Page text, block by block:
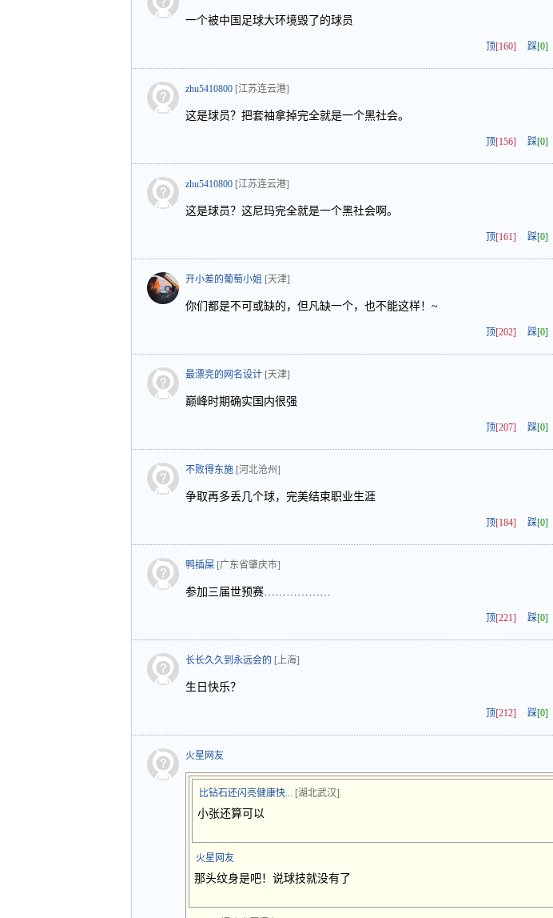
一个被中国足球大环境毁了的球员
顶[160] 踩[0]
zhu5410800 [江苏连云港]
这是球员？把套袖拿掉完全就是一个黑社会。
顶[156] 踩[0]
zhu5410800 [江苏连云港]
这是球员？这尼玛完全就是一个黑社会啊。
顶[161] 踩[0]
开小差的葡萄小姐 [天津]
你们都是不可或缺的，但凡缺一个，也不能这样！~
顶[202] 踩[0]
最漂亮的网名设计 [天津]
巅峰时期确实国内很强
顶[207] 踩[0]
不败得东施 [河北沧州]
争取再多丢几个球，完美结束职业生涯
顶[184] 踩[0]
鸭插屎 [广东省肇庆市]
参加三届世预赛………………
顶[221] 踩[0]
长长久久到永远会的 [上海]
生日快乐？
顶[212] 踩[0]
火星网友
比钻石还闪亮健康快... [湖北武汉]
小张还算可以
火星网友
那头纹身是吧！说球技就没有了